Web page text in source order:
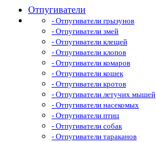
Отпугиватели
- Отпугиватели грызунов
- Отпугиватели змей
- Отпугиватели клещей
- Отпугиватели клопов
- Отпугиватели комаров
- Отпугиватели кошек
- Отпугиватели кротов
- Отпугиватели летучих мышей
- Отпугиватели насекомых
- Отпугиватели птиц
- Отпугиватели собак
- Отпугиватели тараканов